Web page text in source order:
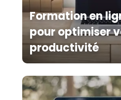
Formation en
pour optimiser
productivité